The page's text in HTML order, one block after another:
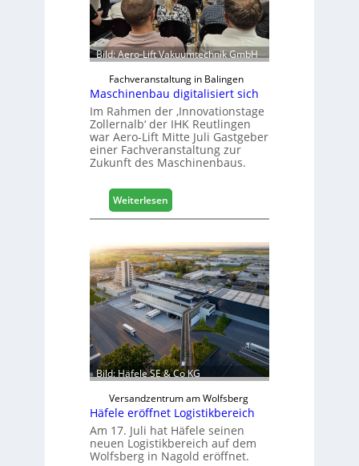
Bild: Aero-Lift Vakuumtechnik GmbH
Fachveranstaltung in Balingen
Maschinenbau digitalisiert sich
Im Rahmen der ‚Innovationstage
Zollernalb‘ der IHK Reutlingen
war Aero-Lift Mitte Juli Gastgeber
einer Fachveranstaltung zur
Zukunft des Maschinenbaus.
Weiterlesen:
M
s
c
h
i
n
e
n
b
a
u
d
i
g
i
t
Bild: Häfele SE & Co KG
Versandzentrum am Wolfsberg
Häfele eröffnet Logistikbereich
Am 17. Juli hat Häfele seinen
neuen Logistikbereich auf dem
Wolfsberg in Nagold eröffnet.